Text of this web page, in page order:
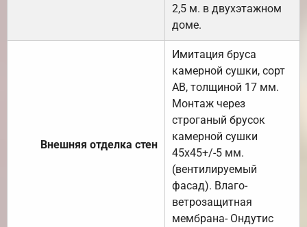
2,5 м. в двухэтажном
доме.
Внешняя отделка стен
Имитация бруса
камерной сушки, сорт
АВ, толщиной 17 мм.
Монтаж через
строганый брусок
камерной сушки
45х45+/-5 мм.
(вентилируемый
фасад). Влаго-
ветрозащитная
мембрана- Ондутис